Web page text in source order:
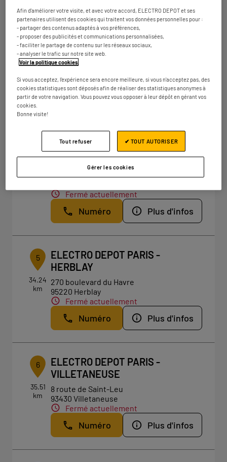
3
31.08
ELECTRO DEPOT PARIS -
SARCELLES
200 avenue de la Division Leclerc
95200 Sarcelles
Fermé actuellement
ELECTRO DEPOT GARGES-LES-
GONESSE
ZAC du Pont de Pierre
Fermé actuellement
Numéro Plus d'infos
5
34.24
km
ELECTRO DEPOT PARIS -
HERBLAY
270 boulevard du Havre
95220 Herblay
Fermé actuellement
Numéro Plus d'infos
6
35.51
km
ELECTRO DEPOT PARIS -
VILLETANEUSE
8 route de Saint-Leu
93430 Villetaneuse
Fermé actuellement
Numéro Plus d'infos
Afin d'améliorer votre visite, et avec votre accord, ELECTRO DEPOT et ses
partenaires utilisent des cookies qui traitent vos données personnelles pour :
- partager des contenus adaptés à vos préférences,
- proposer des publicités et communications personnalisées,
- faciliter le partage de contenu sur les réseaux sociaux,
- analyser le trafic sur notre site web.
Voir la politique cookies
Si vous acceptez, l'expérience sera encore meilleure, si vous n'acceptez pas, des
cookies statistiques sont déposés afin de réaliser des statistiques anonymes à
partir de votre navigation. Vous pouvez vous opposer à leur dépôt en gérant vos
cookies.
Bonne visite!
Gérer les cookies
Tout refuser ✔ TOUT AUTORISER